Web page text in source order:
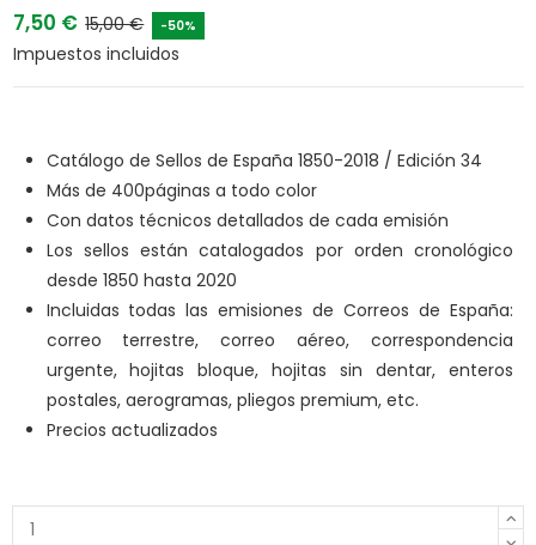
7,50 € 15,00 € -50%
Impuestos incluidos
Catálogo de Sellos de España 1850-2018 / Edición 34
Más de 400páginas a todo color
Con datos técnicos detallados de cada emisión
Los sellos están catalogados por orden cronológico
desde 1850 hasta 2020
Incluidas todas las emisiones de Correos de España:
correo terrestre, correo aéreo, correspondencia
urgente, hojitas bloque, hojitas sin dentar, enteros
postales, aerogramas, pliegos premium, etc.
Precios actualizados